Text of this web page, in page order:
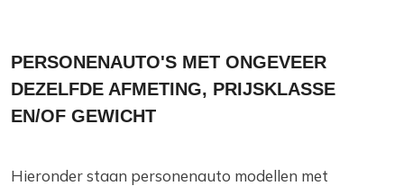
PERSONENAUTO'S MET ONGEVEER
DEZELFDE AFMETING, PRIJSKLASSE
EN/OF GEWICHT
Hieronder staan personenauto modellen met